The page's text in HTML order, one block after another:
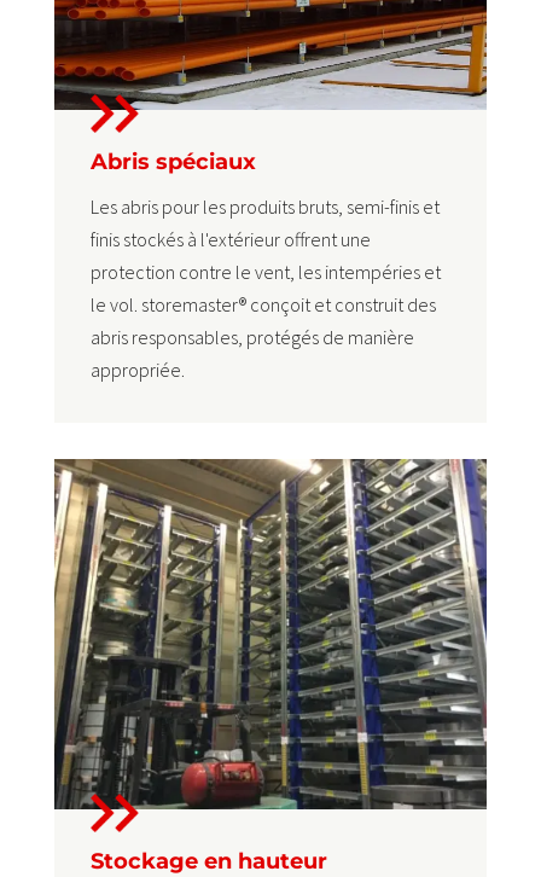
Abris spéciaux
Les abris pour les produits bruts, semi-finis et
finis stockés à l'extérieur offrent une
protection contre le vent, les intempéries et
le vol. storemaster® conçoit et construit des
abris responsables, protégés de manière
appropriée.
Stockage en hauteur